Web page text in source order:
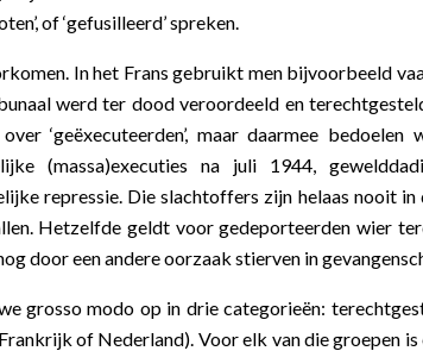
of ‘gefusilleerd’ spreken.
In het Frans gebruikt men bijvoorbeeld
werd ter dood veroordeeld en
‘geëxecuteerden’, maar daarmee
(massa)executies na juli 1944,
repressie. Die slachtoffers zijn helaas nooit in
Hetzelfde geldt voor gedeporteerden wier
door een andere oorzaak stierven in
grosso modo op in drie categorieën:
of Nederland). Voor elk van die groepen